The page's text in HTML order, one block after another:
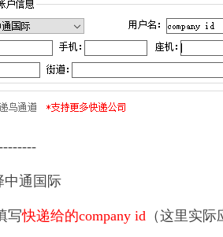
中通国际
写快递给的company id （这里实际